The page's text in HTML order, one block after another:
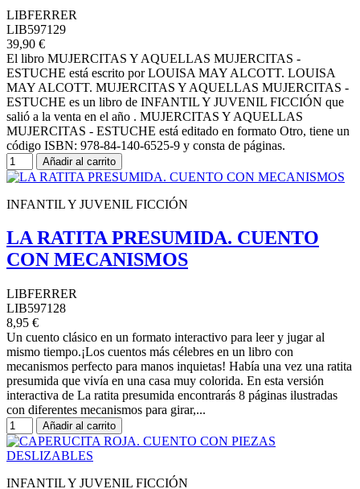
LIBFERRER
LIB597129
39,90 €
El libro MUJERCITAS Y AQUELLAS MUJERCITAS -
ESTUCHE está escrito por LOUISA MAY ALCOTT. LOUISA
MAY ALCOTT. MUJERCITAS Y AQUELLAS MUJERCITAS -
ESTUCHE es un libro de INFANTIL Y JUVENIL FICCIÓN que
salió a la venta en el año . MUJERCITAS Y AQUELLAS
MUJERCITAS - ESTUCHE está editado en formato Otro, tiene un
código ISBN: 978-84-140-6525-9 y consta de páginas.
Añadir al carrito
INFANTIL Y JUVENIL FICCIÓN
LA RATITA PRESUMIDA. CUENTO
CON MECANISMOS
LIBFERRER
LIB597128
8,95 €
Un cuento clásico en un formato interactivo para leer y jugar al
mismo tiempo.¡Los cuentos más célebres en un libro con
mecanismos perfecto para manos inquietas! Había una vez una ratita
presumida que vivía en una casa muy colorida. En esta versión
interactiva de La ratita presumida encontrarás 8 páginas ilustradas
con diferentes mecanismos para girar,...
Añadir al carrito
INFANTIL Y JUVENIL FICCIÓN